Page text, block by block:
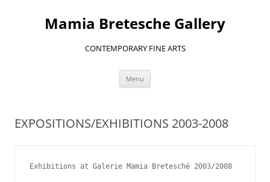
contenuMamia Bretesche Gallery
CONTEMPORARY FINE ARTS
Menu
EXPOSITIONS/EXHIBITIONS 2003-2008
Exhibitions at Galerie Mamia Bretesché 2003/2008